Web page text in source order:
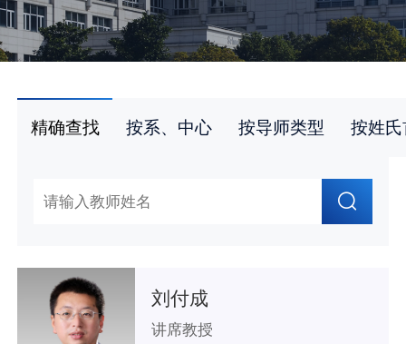
精确查找 按系、中心 按导师类型 按姓
刘付成
讲席教授